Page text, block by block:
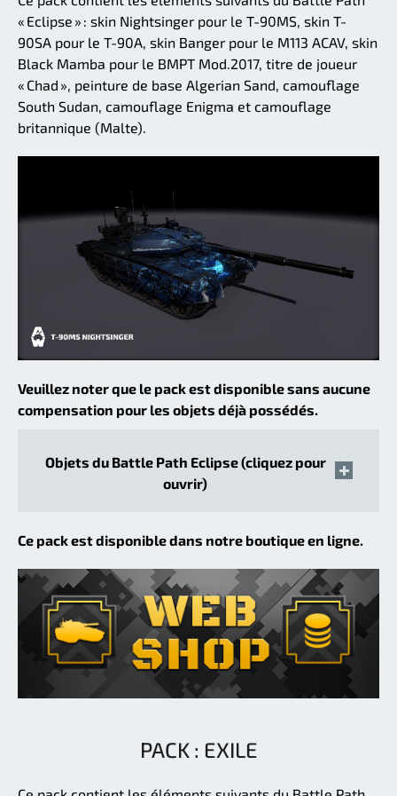
« Eclipse » : skin Nightsinger pour le T-90MS, skin T-
90SA pour le T-90A, skin Banger pour le M113 ACAV, skin
Black Mamba pour le BMPT Mod.2017, titre de joueur
« Chad », peinture de base Algerian Sand, camouflage
South Sudan, camouflage Enigma et camouflage
britannique (Malte).
Veuillez noter que le pack est disponible sans aucune
compensation pour les objets déjà possédés.
Objets du Battle Path Eclipse (cliquez pour
ouvrir)
Ce pack est disponible dans notre boutique en ligne.
PACK : EXILE